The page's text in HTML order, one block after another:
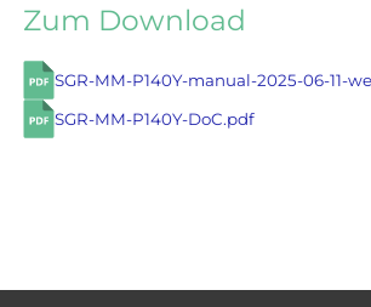
Zum Download
SGR-MM-P140Y-manual-2025-06-11-
SGR-MM-P140Y-DoC.pdf